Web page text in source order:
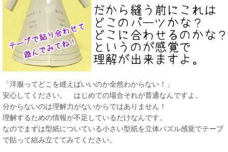
「洋服ってどこを縫えばいいのか全然わからない！」
安心してください。 はじめての場合それが普通なんですよ。
分からないのは理解力がないからではありません！
理解するための情報が不足しているだけなんです。
なのでまずは型紙についている小さい型紙を立体パズル感覚でテープ
で貼って組み立ててみてください。